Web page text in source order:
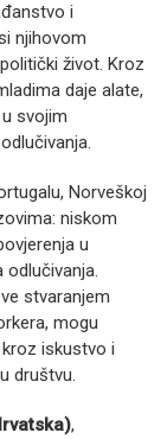
i
njihovom
život. Kroz
daje alate,
svojim
Norveškoj
niskom
u
stvaranjem
mogu
iskustvo i
društvu.
,